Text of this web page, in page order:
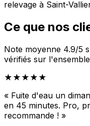
relevage à Saint-
Ce que nos
Note moyenne 4.9/5
vérifiés sur
★★★★★
« Fuite d'eau un
en 45 minutes. Pro,
recommande ! »